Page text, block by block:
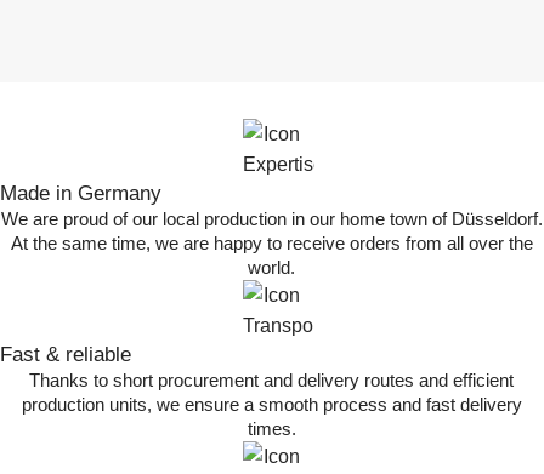
Made in Germany
We are proud of our local production in our home town of Düsseldorf.
At the same time, we are happy to receive orders from all over the
world.
Fast & reliable
Thanks to short procurement and delivery routes and efficient
production units, we ensure a smooth process and fast delivery
times.